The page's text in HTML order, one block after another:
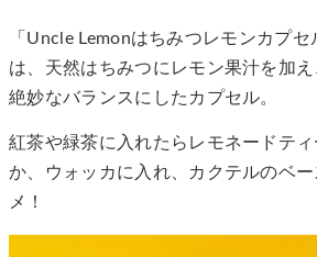
「Uncle Lemonはちみつレモンカプ
は、天然はちみつにレモン果汁を加
絶妙なバランスにしたカプセル。
紅茶や緑茶に入れたらレモネードテ
か、ウォッカに入れ、カクテルのベ
メ！